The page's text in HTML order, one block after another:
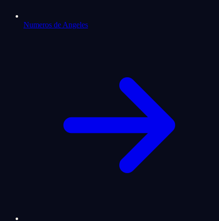
Numeros de Angeles